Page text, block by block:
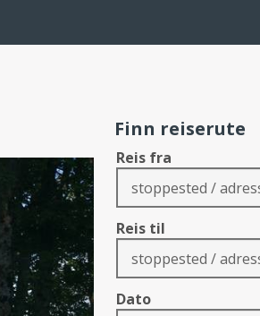
Finn reiserute
Reis fra
Reis til
Dato